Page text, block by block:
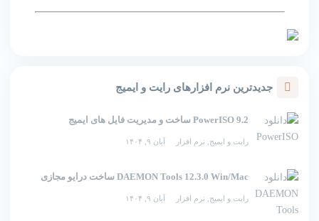
جدیدترین نرم افزارهای رایت و ایمیج
PowerISO 9.2 ساخت و مدیریت فایل های ایمیج
رایت و ایمیج نرم افزار آبان ۹, ۱۴۰۴
DAEMON Tools 12.3.0 Win/Mac ساخت درایو مجازی
رایت و ایمیج نرم افزار آبان ۹, ۱۴۰۴